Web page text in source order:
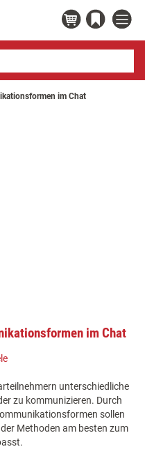
im Chat
im Chat
unterschiedliche
zu kommunizieren. Durch
sollen
Methoden am besten zum